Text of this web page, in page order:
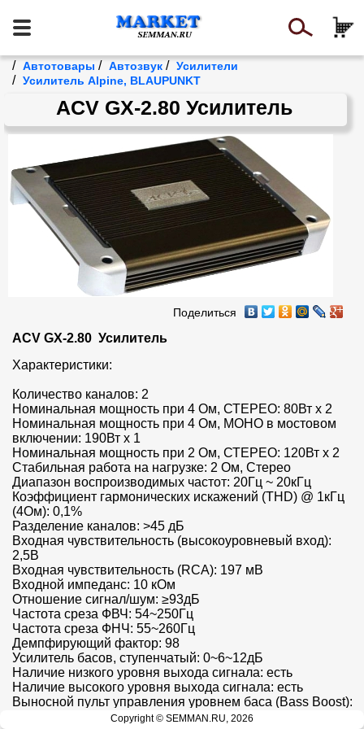
/ Автотовары / Автозвук / Усилители
/ Усилитель Alpine, BLAUPUNKT
ACV GX-2.80 Усилитель
Поделиться
ACV GX-2.80  Усилитель
Характеристики:
Количество каналов: 2
Номинальная мощность при 4 Ом, СТЕРЕО: 80Вт х 2
Номинальная мощность при 4 Ом, МОНО в мостовом
включении: 190Вт x 1
Номинальная мощность при 2 Ом, СТЕРЕО: 120Вт x 2
Стабильная работа на нагрузке: 2 Ом, Стерео
Диапазон воспроизводимых частот: 20Гц ~ 20кГц
Коэффициент гармонических искажений (THD) @ 1кГц
(4Ом): 0,1%
Разделение каналов: >45 дБ
Входная чувствительность (высокоуровневый вход):
2,5В
Входная чувствительность (RCA): 197 мВ
Входной импеданс: 10 кОм
Отношение сигнал/шум: ≥93дБ
Частота среза ФВЧ: 54~250Гц
Частота среза ФНЧ: 55~260Гц
Демпфирующий фактор: 98
Усилитель басов, ступенчатый: 0~6~12дБ
Наличие низкого уровня выхода сигнала: есть
Наличие высокого уровня выхода сигнала: есть
Выносной пульт управления уровнем баса (Bass Boost):
Copyright © SEMMAN.RU, 2026